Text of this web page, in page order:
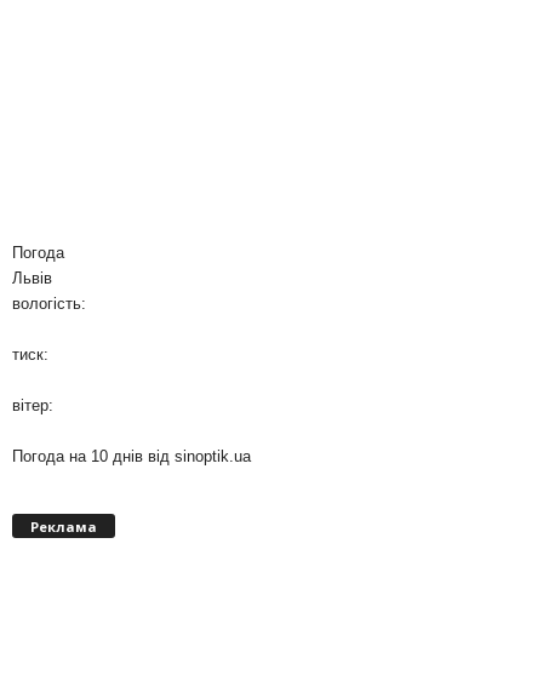
Погода
Львів
вологість:
тиск:
вітер:
Погода на 10 днів від sinoptik.ua
Реклама